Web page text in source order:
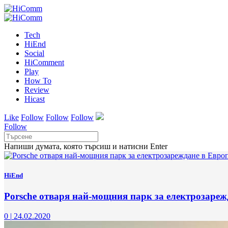
Tech
HiEnd
Social
HiComment
Play
How To
Review
Hicast
Like Follow Follow Follow
Follow
Напиши думата, която търсиш и натисни Enter
HiEnd
Porsche отваря най-мощния парк за
0 | 24.02.2020